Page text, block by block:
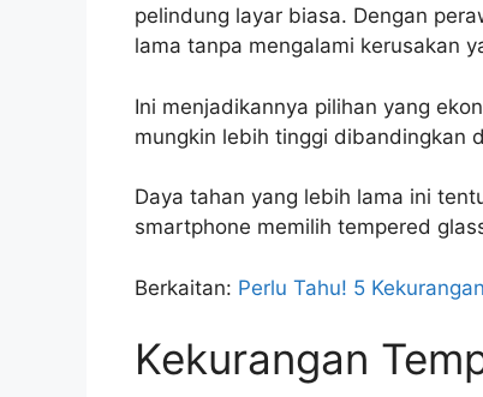
pelindung layar biasa. Dengan
lama tanpa mengalami kerusakan
Ini menjadikannya pilihan yang
mungkin lebih tinggi dibandingkan
Daya tahan yang lebih lama ini
smartphone memilih tempered
Berkaitan: Perlu Tahu! 5
Kekurangan